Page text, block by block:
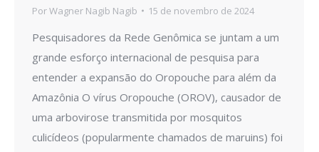
PorWagner Nagib Nagib 15 de novembro de 2024
Pesquisadores da Rede Genômica se juntam a um
grande esforço internacional de pesquisa para
entender a expansão do Oropouche para além da
Amazônia O vírus Oropouche (OROV), causador de
uma arbovirose transmitida por mosquitos
culicídeos (popularmente chamados de maruins) foi